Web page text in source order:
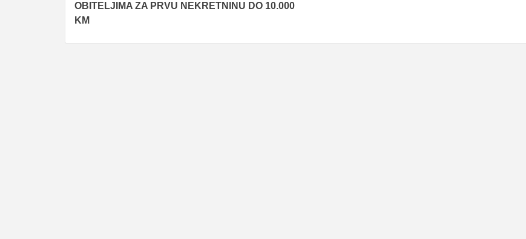
OBITELJIMA ZA PRVU NEKRETNINU DO 10.000
KM